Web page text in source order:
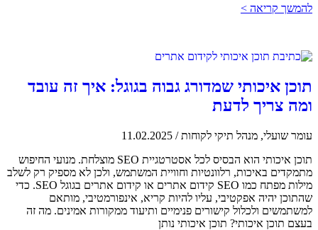
להמשך קריאה >
תוכן איכותי שמדורג גבוה בגוגל: איך זה עובד
ומה צריך לדעת
עומר שועלי, מנהל תיקי לקוחות/
11.02.2025
תוכן איכותי הוא הבסיס לכל אסטרטגיית SEO מוצלחת. מנועי החיפוש
מתמקדים באיכות, רלוונטיות וחוויית המשתמש, ולכן לא מספיק רק לשלב
מילות מפתח כמו SEO קידום אתרים או קידום אתרים בגוגל SEO. כדי
שהתוכן יהיה אפקטיבי, עליו להיות קריא, אינפורמטיבי, מותאם
למשתמשים ולכלול קישורים פנימיים ותיעוד ממקורות אמינים. מה זה
בעצם תוכן איכותי? תוכן איכותי נותן